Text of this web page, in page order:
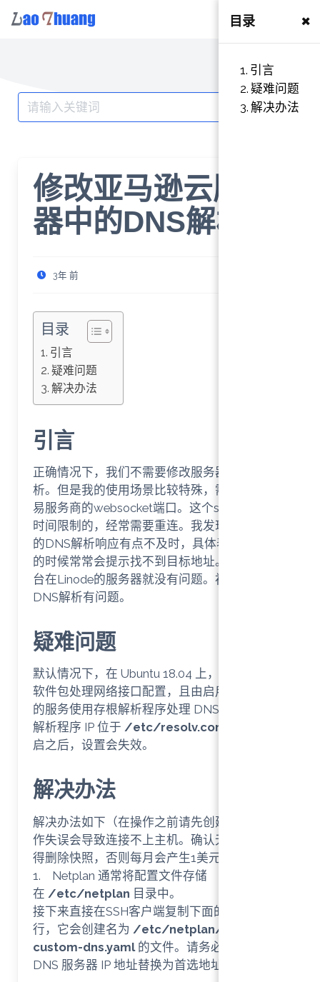
Search
for:
修改亚马逊云服务
器中的DNS解析
3年 前
目录
引言
疑难问题
解决办法
引言
正确情况下，我们不需要修改服务器的DNS解
析。但是我的使用场景比较特殊，需要连接交
易服务商的websocket端口。这个session是有
时间限制的，经常需要重连。我发现似乎AWS
的DNS解析响应有点不及时，具体表现为重连
的时候常常会提示找不到目标地址。而另外一
台在Linode的服务器就没有问题。初步怀疑是
DNS解析有问题。
疑难问题
默认情况下，在 Ubuntu 18.04 上，由 netplan.io
软件包处理网络接口配置，且由启用系统解析
的服务使用存根解析程序处理 DNS 查询。存根
解析程序 IP 位于 /etc/resolv.conf
启之后，设置会失效。
解决办法
解决办法如下（在操作之前请先创建快照，操
作失误会导致连接不上主机。确认无误后请记
得删除快照，否则每月会产生1美元的费用）：
1. Netplan 通常将配置文件存储
在 /etc/netplan 目录中。
接下来直接在SSH客户端复制下面的代码并运
行，它会创建名为 /etc/netplan/99-
custom-dns.yaml的文件。请务必将占位符
DNS 服务器 IP 地址替换为首选地址：
目录 ×
引言
疑难问题
解决办法